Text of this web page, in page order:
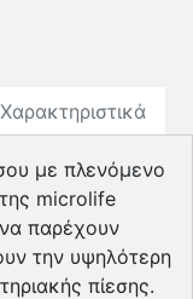
Χαρακτηριστικά
με πλενόμενο
microlife
να παρέχουν
την υψηλότερη
πίεσης.